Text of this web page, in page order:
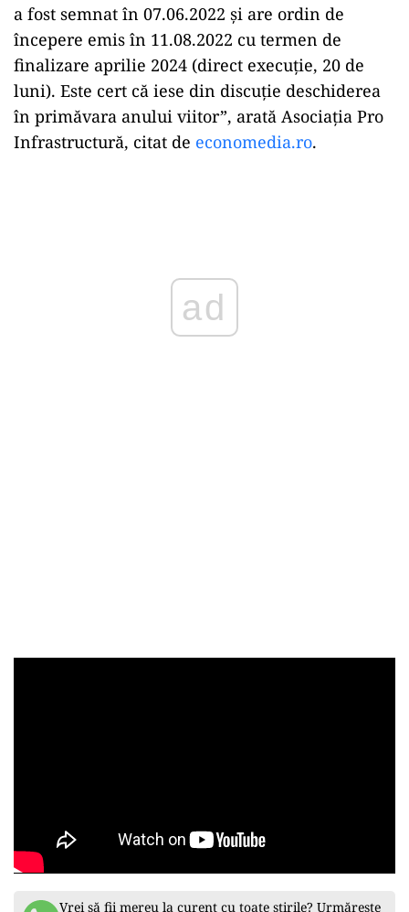
a fost semnat în 07.06.2022 și are ordin de
începere emis în 11.08.2022 cu termen de
finalizare aprilie 2024 (direct execuție, 20 de
luni). Este cert că iese din discuție deschiderea
în primăvara anului viitor”, arată Asociația Pro
Infrastructură, citat de economedia.ro.
Vrei să fii mereu la curent cu toate știrile? Urmărește